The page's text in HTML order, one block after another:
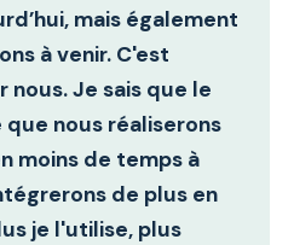
mais également
à venir. C'est
Je sais que le
nous réaliserons
moins de temps à
de plus en
je l'utilise, plus